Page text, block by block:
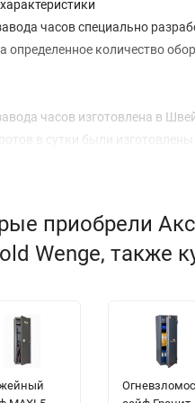
часов специально
определенное количество
часов изготовлена в
в сутки были
и долговечность этих
работы в
приобрели
Wenge, также